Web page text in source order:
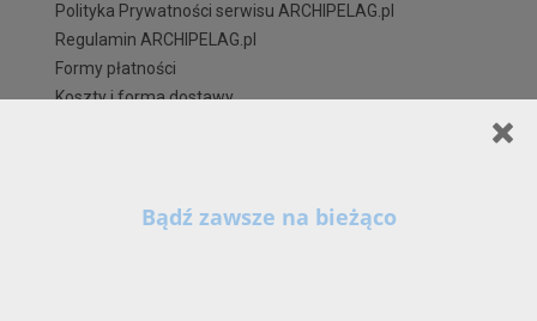
Szanowni Państwo,
Polityka Prywatności serwisu ARCHIPELAG.pl
Regulamin ARCHIPELAG.pl
Formy płatności
Koszty i forma dostawy